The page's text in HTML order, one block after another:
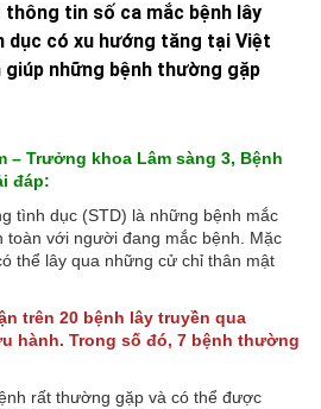
tin số ca mắc bệnh lây
dục có xu hướng tăng tại Việt
giúp những bệnh thường gặp
– Trưởng khoa Lâm sàng 3, Bệnh
đáp:
tình dục (STD) là những bệnh mắc
toàn với người đang mắc bệnh. Mặc
thể lây qua những cử chỉ thân mật
trên 20 bệnh lây truyền qua
hành. Trong số đó, 7 bệnh thường
rất thường gặp và có thể được